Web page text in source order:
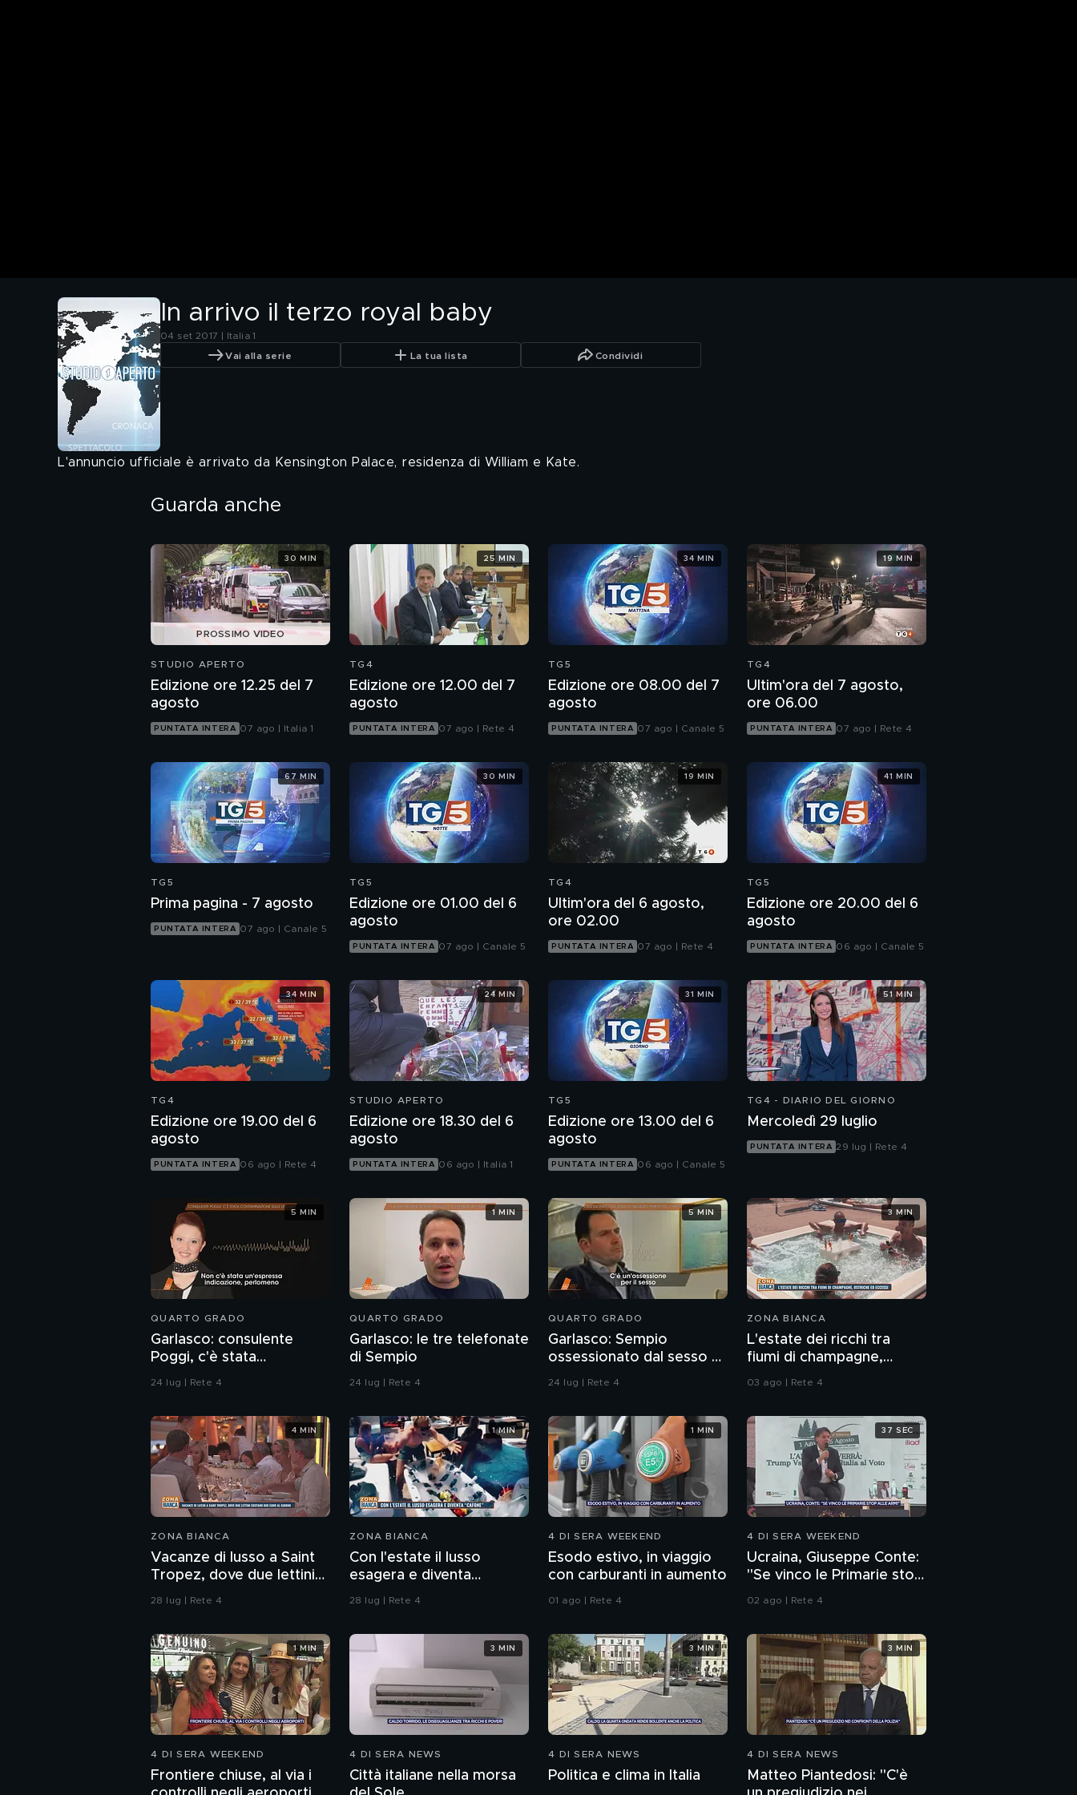
In arrivo il terzo royal baby
04 set 2017 | Italia 1
Vai alla serie La tua lista Condividi
L'annuncio ufficiale è arrivato da Kensington Palace, residenza di William e Kate.
Guarda anche
PROSSIMO VIDEO
STUDIO APERTO
Edizione ore 12.25 del 7
agosto
PUNTATA INTERA 07 ago | Italia 1
30 MIN
TG4
Edizione ore 12.00 del 7
agosto
PUNTATA INTERA 07 ago | Rete 4
25 MIN
TG5
Edizione ore 08.00 del 7
agosto
PUNTATA INTERA 07 ago | Canale 5
34 MIN
TG4
Ultim'ora del 7 agosto,
ore 06.00
PUNTATA INTERA 07 ago | Rete 4
19 MIN
TG5
Prima pagina - 7 agosto
PUNTATA INTERA 07 ago | Canale 5
67 MIN
TG5
Edizione ore 01.00 del 6
agosto
PUNTATA INTERA 07 ago | Canale 5
30 MIN
TG4
Ultim'ora del 6 agosto,
ore 02.00
PUNTATA INTERA 07 ago | Rete 4
19 MIN
TG5
Edizione ore 20.00 del 6
agosto
PUNTATA INTERA 06 ago | Canale 5
41 MIN
TG4
Edizione ore 19.00 del 6
agosto
PUNTATA INTERA 06 ago | Rete 4
34 MIN
STUDIO APERTO
Edizione ore 18.30 del 6
agosto
PUNTATA INTERA 06 ago | Italia 1
24 MIN
TG5
Edizione ore 13.00 del 6
agosto
PUNTATA INTERA 06 ago | Canale 5
31 MIN
TG4 - DIARIO DEL GIORNO
Mercoledì 29 luglio
PUNTATA INTERA 29 lug | Rete 4
51 MIN
QUARTO GRADO
Garlasco: consulente
Poggi, c'è stata
contaminazione sulle
24 lug | Rete 4
5 MIN
QUARTO GRADO
Garlasco: le tre telefonate
di Sempio
24 lug | Rete 4
1 MIN
QUARTO GRADO
Garlasco: Sempio
ossessionato dal sesso o
ragazzo rispettoso?
24 lug | Rete 4
5 MIN
ZONA BIANCA
L'estate dei ricchi tra
fiumi di champagne,
ostriche ed eccessi
03 ago | Rete 4
3 MIN
ZONA BIANCA
Vacanze di lusso a Saint
Tropez, dove due lettini
costano 800 euro al
28 lug | Rete 4
4 MIN
ZONA BIANCA
Con l'estate il lusso
esagera e diventa
"cafone"
28 lug | Rete 4
1 MIN
4 DI SERA WEEKEND
Esodo estivo, in viaggio
con carburanti in aumento
01 ago | Rete 4
1 MIN
4 DI SERA WEEKEND
Ucraina, Giuseppe Conte:
"Se vinco le Primarie stop
alle armi"
02 ago | Rete 4
37 SEC
4 DI SERA WEEKEND
Frontiere chiuse, al via i
1 MIN
4 DI SERA NEWS
Città italiane nella morsa
3 MIN
4 DI SERA NEWS
Politica e clima in Italia
3 MIN
4 DI SERA NEWS
Matteo Piantedosi: "C'è
3 MIN